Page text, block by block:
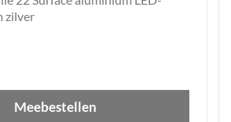
zilver
Meebestellen